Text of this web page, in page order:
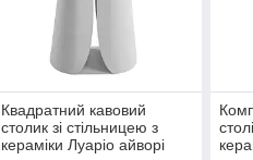
Квадратний кавовий
столик зі стільницею з
кераміки Луаріо айворі